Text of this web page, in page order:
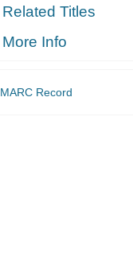
Related Titles
More Info
MARC Record